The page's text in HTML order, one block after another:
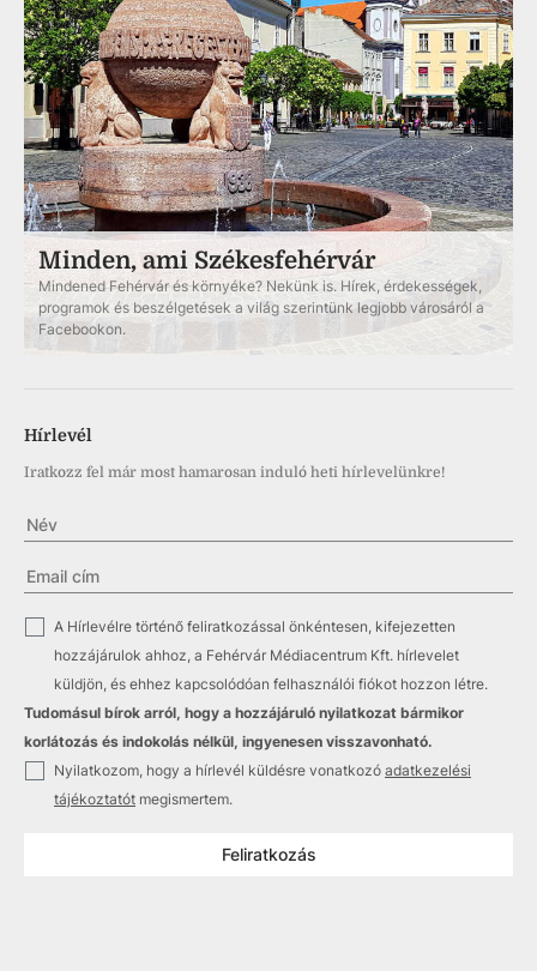
Minden, ami Székesfehérvár
Mindened Fehérvár és környéke? Nekünk is. Hírek, érdekességek,
programok és beszélgetések a világ szerintünk legjobb városáról a
Facebookon.
Hírlevél
Iratkozz fel már most hamarosan induló heti hírlevelünkre!
✓
A Hírlevélre történő feliratkozással önkéntesen, kifejezetten
hozzájárulok ahhoz, a Fehérvár Médiacentrum Kft. hírlevelet
küldjön, és ehhez kapcsolódóan felhasználói fiókot hozzon létre.
Tudomásul bírok arról, hogy a hozzájáruló nyilatkozat bármikor
korlátozás és indokolás nélkül, ingyenesen visszavonható.
✓ Nyilatkozom, hogy a hírlevél küldésre vonatkozó adatkezelési
tájékoztatót megismertem.
Feliratkozás